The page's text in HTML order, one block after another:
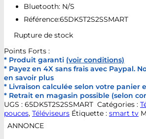
Bluetooth: N/S
Référence:65DK5T2S2SSMART
Rupture de stock
Points Forts :
* Produit garanti (voir conditions)
* Payez en 4X sans frais avec Paypal.
en savoir plus
* Livraison calculée selon votre panier
* Retrait en magasin possible (selon
UGS : 65DK5T2S2SSMART Catégories :
pouces, Téléviseurs Étiquette : smart tv
ANNONCE